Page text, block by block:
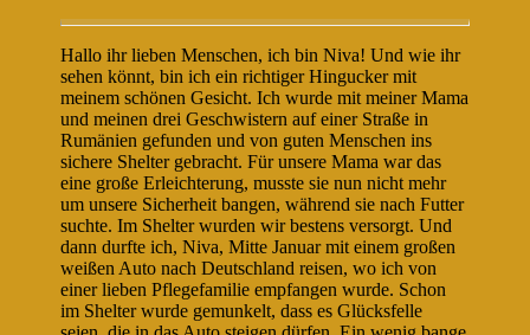
Hallo ihr lieben Menschen, ich bin Niva! Und wie ihr
sehen könnt, bin ich ein richtiger Hingucker mit
meinem schönen Gesicht. Ich wurde mit meiner Mama
und meinen drei Geschwistern auf einer Straße in
Rumänien gefunden und von guten Menschen ins
sichere Shelter gebracht. Für unsere Mama war das
eine große Erleichterung, musste sie nun nicht mehr
um unsere Sicherheit bangen, während sie nach Futter
suchte. Im Shelter wurden wir bestens versorgt. Und
dann durfte ich, Niva, Mitte Januar mit einem großen
weißen Auto nach Deutschland reisen, wo ich von
einer lieben Pflegefamilie empfangen wurde. Schon
im Shelter wurde gemunkelt, dass es Glücksfelle